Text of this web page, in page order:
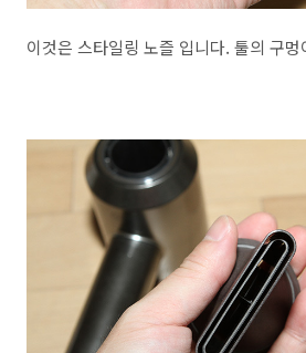
이것은 스타일링 노즐 입니다. 툴의 구